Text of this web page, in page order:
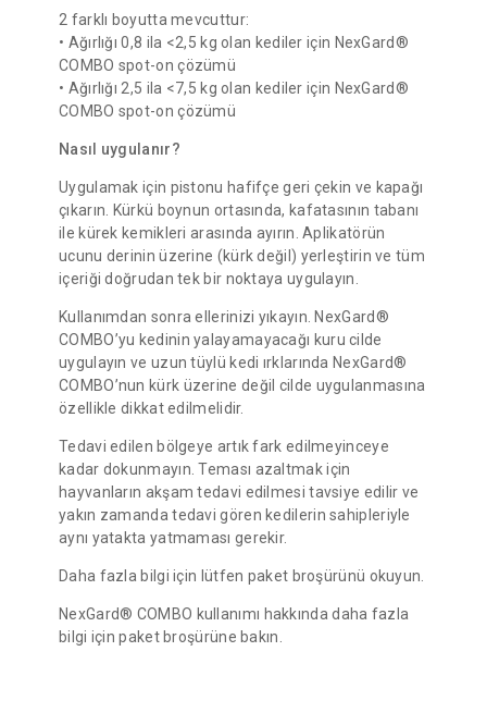
2 farklı boyutta mevcuttur:
• Ağırlığı 0,8 ila <2,5 kg olan kediler için NexGard®
COMBO spot-on çözümü
• Ağırlığı 2,5 ila <7,5 kg olan kediler için NexGard®
COMBO spot-on çözümü
Nasıl uygulanır?
Uygulamak için pistonu hafifçe geri çekin ve kapağı
çıkarın. Kürkü boynun ortasında, kafatasının tabanı
ile kürek kemikleri arasında ayırın. Aplikatörün
ucunu derinin üzerine (kürk değil) yerleştirin ve tüm
içeriği doğrudan tek bir noktaya uygulayın.
Kullanımdan sonra ellerinizi yıkayın. NexGard®
COMBO’yu kedinin yalayamayacağı kuru cilde
uygulayın ve uzun tüylü kedi ırklarında NexGard®
COMBO’nun kürk üzerine değil cilde uygulanmasına
özellikle dikkat edilmelidir.
Tedavi edilen bölgeye artık fark edilmeyinceye
kadar dokunmayın. Teması azaltmak için
hayvanların akşam tedavi edilmesi tavsiye edilir ve
yakın zamanda tedavi gören kedilerin sahipleriyle
aynı yatakta yatmaması gerekir.
Daha fazla bilgi için lütfen paket broşürünü okuyun.
NexGard® COMBO kullanımı hakkında daha fazla
bilgi için paket broşürüne bakın.